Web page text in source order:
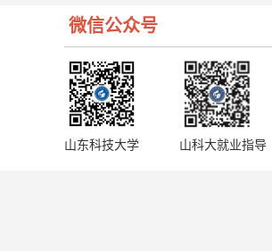
微信公众号
山东科技大学 山科大就业指导